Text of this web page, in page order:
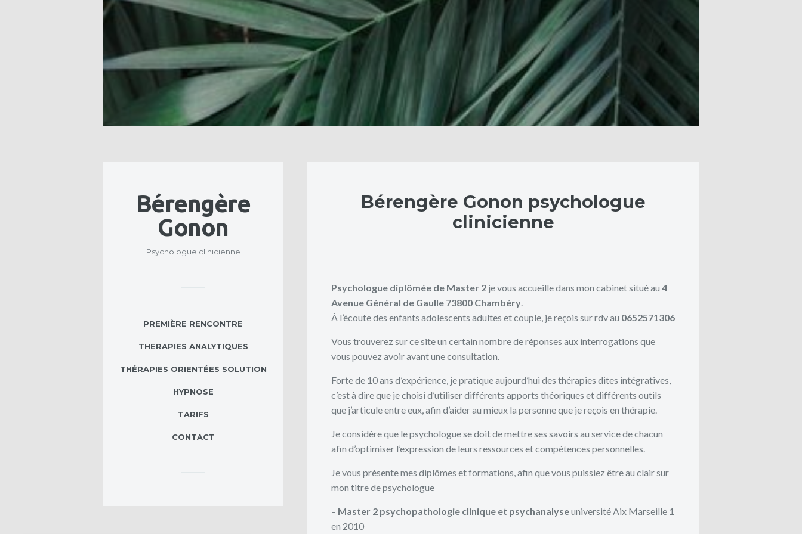
Bérengère Gonon psychologue
clinicienne
Psychologue diplômée de Master 2 je vous accueille dans mon cabinet situé au4
Avenue Général de Gaulle 73800 Chambéry.
À l’écoute des enfants adolescents adultes et couple, je reçois sur rdv au 0652571306
Vous trouverez sur ce site un certain nombre de réponses aux interrogations que
vous pouvez avoir avant une consultation.
Forte de 10 ans d’expérience, je pratique aujourd’hui des thérapies dites intégratives,
c’est à dire que je choisi d’utiliser différents apports théoriques et différents outils
que j’articule entre eux, afin d’aider au mieux la personne que je reçois en thérapie.
Je considère que le psychologue se doit de mettre ses savoirs au service de chacun
afin d’optimiser l’expression de leurs ressources et compétences personnelles.
Je vous présente mes diplômes et formations, afin que vous puissiez être au clair sur
mon titre de psychologue
– Master 2 psychopathologie clinique et psychanalyseuniversité Aix Marseille 1
en 2010
Bérengère
Gonon
Psychologue clinicienne
PREMIÈRE RENCONTRE
THERAPIES ANALYTIQUES
THÉRAPIES ORIENTÉES SOLUTION
HYPNOSE
TARIFS
CONTACT